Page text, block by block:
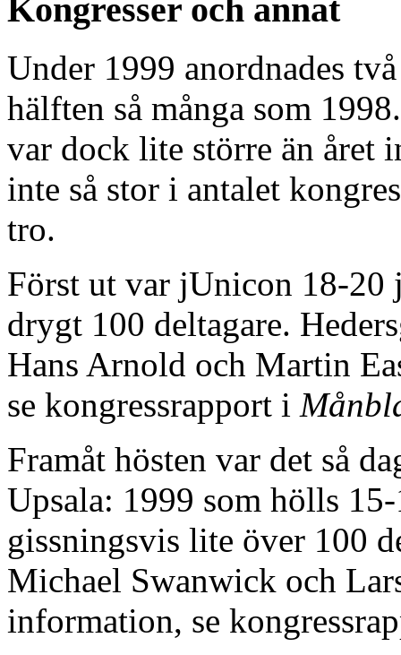
Kongresser och annat
Under 1999 anordnades
hälften så många som
var dock lite större än året
inte så stor i antalet
tro.
Först ut var jUnicon 18-20
drygt 100 deltagare.
Hans Arnold och Martin
se kongressrapport i
Framåt hösten var det så
Upsala: 1999 som hölls
gissningsvis lite över 100
Michael Swanwick och
information, se